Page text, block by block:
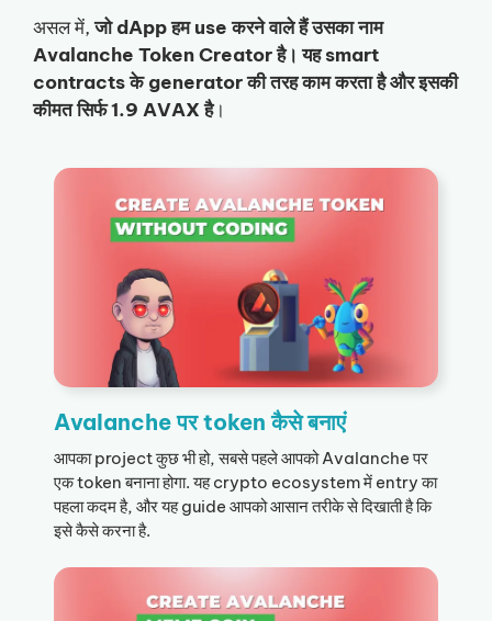
असल में,जो dApp हम use करने वाले हैं उसका नाम
Avalanche Token Creator है। यह smart
contracts के generator की तरह काम करता है और इसकी
कीमत सिर्फ 1.9 AVAX है।
Avalanche पर token कैसे बनाएं
आपका project कुछ भी हो, सबसे पहले आपको Avalanche पर
एक token बनाना होगा. यह crypto ecosystem में entry का
पहला कदम है, और यह guide आपको आसान तरीके से दिखाती है कि
इसे कैसे करना है.